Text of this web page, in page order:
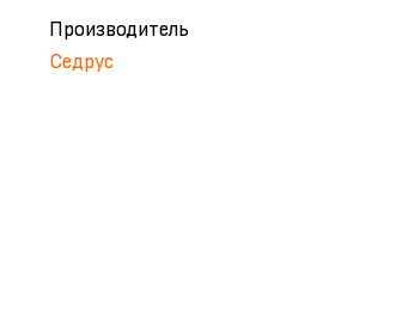
Производитель
Седрус